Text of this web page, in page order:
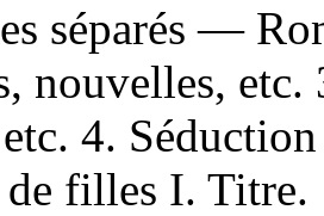
séparés —
nouvelles,
4.
filles I. Titre.